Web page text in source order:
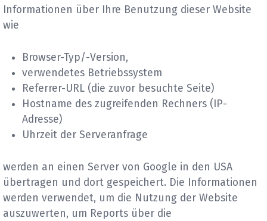
Informationen über Ihre Benutzung dieser Website
wie
Browser-Typ/-Version,
verwendetes Betriebssystem
Referrer-URL (die zuvor besuchte Seite)
Hostname des zugreifenden Rechners (IP-
Adresse)
Uhrzeit der Serveranfrage
werden an einen Server von Google in den USA
übertragen und dort gespeichert. Die Informationen
werden verwendet, um die Nutzung der Website
auszuwerten, um Reports über die